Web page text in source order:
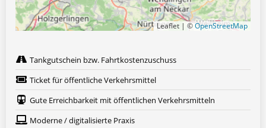
Leaflet | ©OpenStreetMap
Tankgutschein bzw. Fahrtkostenzuschuss
Ticket für öffentliche Verkehrsmittel
Gute Erreichbarkeit mit öffentlichen Verkehrsmitteln
Moderne / digitalisierte Praxis